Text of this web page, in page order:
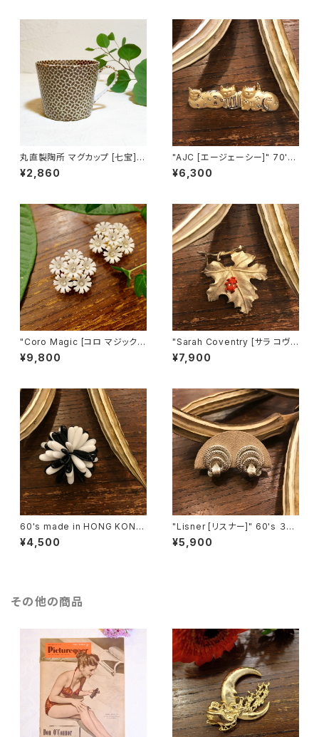
丸直製陶所 マグカップ [七宝]
（茶）
¥2,860
"AJC [エージェーシー]" 70's-
80's ３匹の猫ちゃんが並んだヴ
¥6,300
"Coro Magic [コロ マジック]"
60's NY買い付け 可憐な白い
花束のような磁石留めヴィンテ
¥9,800
"Sarah Coventry [サラ コヴェ
ントリー]" 1966年『BIT O' Fa
ntasy』ヴィンテージブローチ
¥7,900
60's made in HONG KONG
Black & White Flower Motif
ヴィンテージブローチ [BV-40
¥4,500
"Lisner [リスナー]" 60's ３つ
の輪を葉っぱで結んだようなヴ
¥5,900
その他の商品